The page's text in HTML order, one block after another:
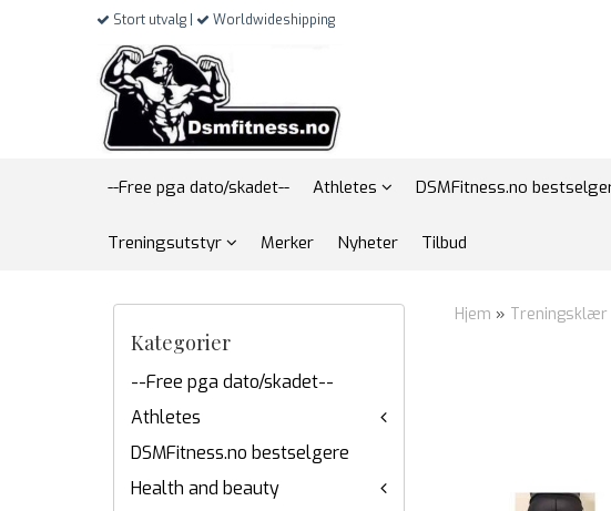
Stort utvalg | Worldwideshipping
--Free pga dato/skadet-- Athletes DSMFitness.no
Treningsutstyr Merker Nyheter Tilbud
Kategorier
--Free pga dato/skadet--
Athletes
DSMFitness.no bestselgere
Health and beauty
Hjem » Treningsklær